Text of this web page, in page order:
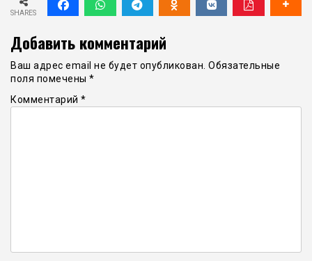
SHARES
Добавить комментарий
Ваш адрес email не будет опубликован. Обязательные
поля помечены *
Комментарий *